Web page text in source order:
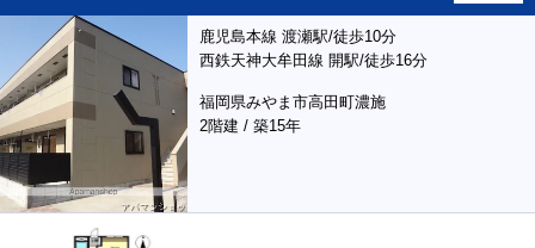
鹿児島本線 渡瀬駅/徒歩10分
西鉄天神大牟田線 開駅/徒歩16分
福岡県みやま市高田町濃施
2階建 / 築15年